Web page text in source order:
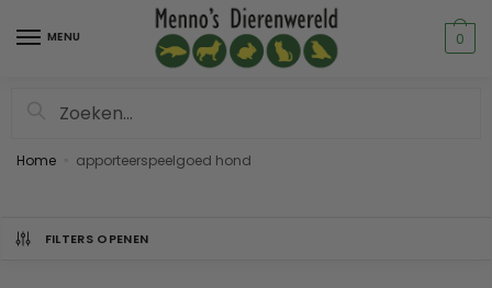
MENU 0
Home apporteerspeelgoed hond
FILTERS OPENEN